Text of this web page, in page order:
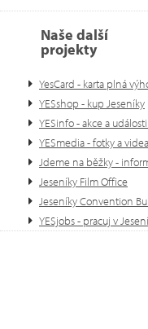
Naše další
projekty
YesCard - karta plná
YESshop - kup Jeseníky
YESinfo - akce a
YESmedia - fotky a
Jdeme na běžky -
Jeseníky Film Office
Jeseníky Convention
YESjobs - pracuj v